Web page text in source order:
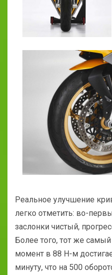
Реальное улучшение
легко отметить: во-
заслонки чистый,
Более того, тот же
момент в 88 Н-м
минуту, что на 500